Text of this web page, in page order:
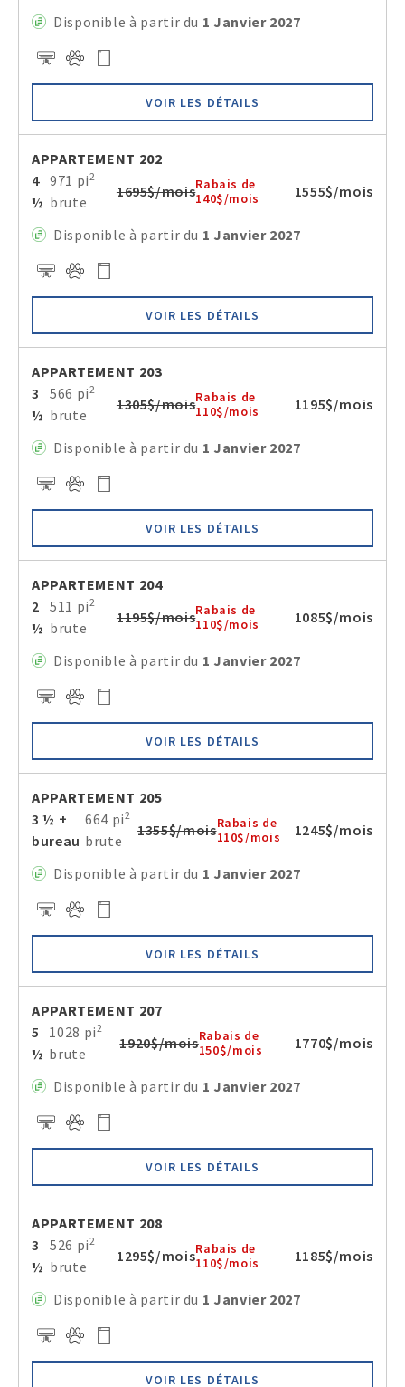
Disponible à partir du 1 Janvier 2027
VOIR LES DÉTAILS
APPARTEMENT 202
4
½
971 pi2
brute
1695$/moisRabais de
140$/mois
1555$/mois
Disponible à partir du 1 Janvier 2027
VOIR LES DÉTAILS
APPARTEMENT 203
3
½
566 pi2
brute
1305$/moisRabais de
110$/mois
1195$/mois
Disponible à partir du 1 Janvier 2027
VOIR LES DÉTAILS
APPARTEMENT 204
2
½
511 pi2
brute
1195$/moisRabais de
110$/mois
1085$/mois
Disponible à partir du 1 Janvier 2027
VOIR LES DÉTAILS
APPARTEMENT 205
3 ½ +
bureau
664 pi2
brute
1355$/moisRabais de
110$/mois
1245$/mois
Disponible à partir du 1 Janvier 2027
VOIR LES DÉTAILS
APPARTEMENT 207
5
½
1028 pi2
brute
1920$/moisRabais de
150$/mois
1770$/mois
Disponible à partir du 1 Janvier 2027
VOIR LES DÉTAILS
APPARTEMENT 208
3
½
526 pi2
brute
1295$/moisRabais de
110$/mois
1185$/mois
Disponible à partir du 1 Janvier 2027
VOIR LES DÉTAILS